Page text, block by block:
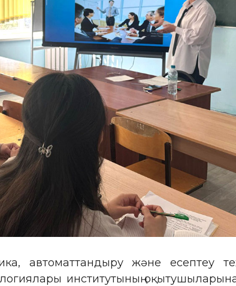
автоматтандыру және есептеу
институтының